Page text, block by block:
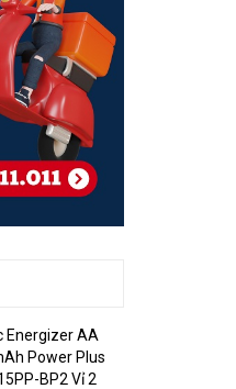
Energizer AA
Power Plus
BP2 Vỉ 2